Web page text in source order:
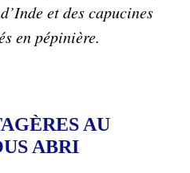
et des capucines
en pépinière.
AU
ABRI